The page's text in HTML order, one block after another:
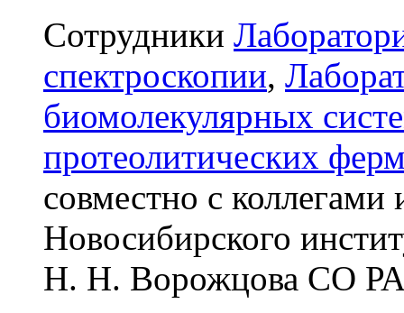
Сотрудники
спектроскопии,
биомолекулярных
протеолитических
совместно с
Новосибирского
Н. Н. Ворожцова СО